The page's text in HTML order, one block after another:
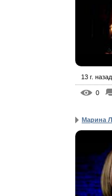
13 г. назад
0
Марина